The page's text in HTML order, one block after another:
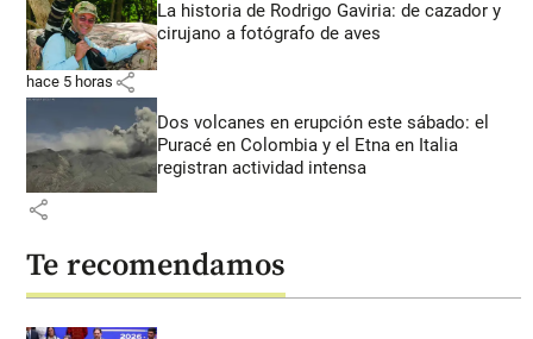
La historia de Rodrigo Gaviria: de cazador y
cirujano a fotógrafo de aves
hace 5 horas share
Dos volcanes en erupción este sábado: el
Puracé en Colombia y el Etna en Italia
registran actividad intensa
share
Te recomendamos